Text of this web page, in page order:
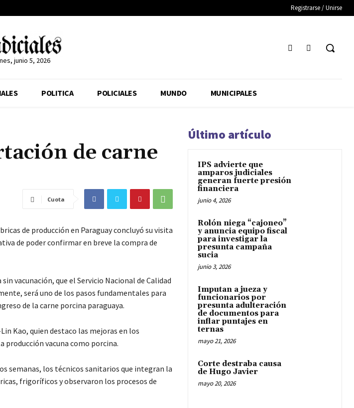
Registrarse / Unirse
junio 5, 2026
POLITICA POLICIALES MUNDO MUNICIPALES
de carne
Cuota
de producción en Paraguay concluyó su visita
de poder confirmar en breve la compra de
vacunación, que el Servicio Nacional de Calidad
será uno de los pasos fundamentales para
de la carne porcina paraguaya.
Kao, quien destaco las mejoras en los
producción vacuna como porcina.
semanas, los técnicos sanitarios que integran la
frigoríficos y observaron los procesos de
Último artículo
IPS advierte que
amparos judiciales
generan fuerte presión
financiera
junio 4, 2026
Rolón niega “cajoneo”
y anuncia equipo fiscal
para investigar la
presunta campaña
sucia
junio 3, 2026
Imputan a jueza y
funcionarios por
presunta adulteración
de documentos para
inflar puntajes en
ternas
mayo 21, 2026
Corte destraba causa
de Hugo Javier
mayo 20, 2026